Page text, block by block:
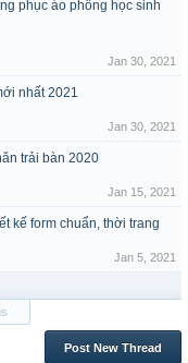
phục áo phông học sinh
Jan 30, 2021
nhất 2021
Jan 30, 2021
trải bàn 2020
Jan 15, 2021
kế form chuẩn, thời trang
Jan 5, 2021
Post New Thread